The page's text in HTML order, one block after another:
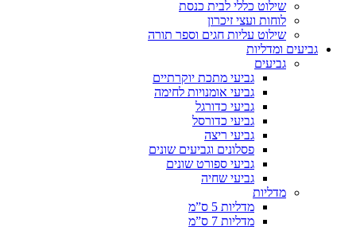
שילוט כללי לבית כנסת
לוחות ועצי זיכרון
שילוט עליות חגים וספר תורה
גביעים ומדליות
גביעים
גביעי מתכת יוקרתיים
גביעי אומנויות לחימה
גביעי כדורגל
גביעי כדורסל
גביעי ריצה
פסלונים וגביעים שונים
גביעי ספורט שונים
גביעי שחיה
מדליות
מדליות 5 ס”מ
מדליות 7 ס”מ